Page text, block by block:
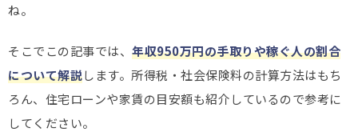
ね。
そこでこの記事では、 年収950万円の手取りや稼ぐ人の割合
について解説します。所得税・社会保険料の計算方法はもち
ろん、住宅ローンや家賃の目安額も紹介しているので参考に
してください。